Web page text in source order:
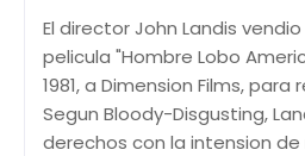
El director John Landis
pelicula "Hombre Lobo
1981, a Dimension Films, para
Segun Bloody-Disgusting,
derechos con la intension de